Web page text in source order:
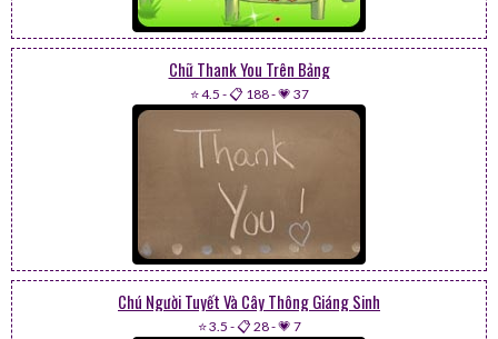
Chữ Thank You Trên Bảng
⭐ 4.5 -📋 188-💗 37
Chú Người Tuyết Và Cây Thông Giáng Sinh
⭐ 3.5 -📋 28-💗 7